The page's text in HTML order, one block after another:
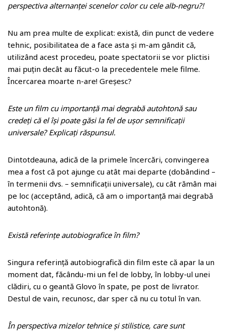
perspectiva alternanței scenelor color cu cele alb-negru?!
Nu am prea multe de explicat: există, din punct de vedere
tehnic, posibilitatea de a face asta și m-am gândit că,
utilizând acest procedeu, poate spectatorii se vor plictisi
mai puțin decât au făcut-o la precedentele mele filme.
Încercarea moarte n-are! Greșesc?
Este un film cu importanță mai degrabă autohtonă sau
credeți că el își poate găsi la fel de ușor semnificații
universale? Explicați răspunsul.
Dintotdeauna, adică de la primele încercări, convingerea
mea a fost că pot ajunge cu atât mai departe (dobândind –
în termenii dvs. – semnificații universale), cu cât rămân mai
pe loc (acceptând, adică, că am o importanță mai degrabă
autohtonă).
Există referințe autobiografice în film?
Singura referință autobiografică din film este că apar la un
moment dat, făcându-mi un fel de lobby, în lobby-ul unei
clădiri, cu o geantă Glovo în spate, pe post de livrator.
Destul de vain, recunosc, dar sper că nu cu totul în van.
În perspectiva mizelor tehnice și stilistice, care sunt